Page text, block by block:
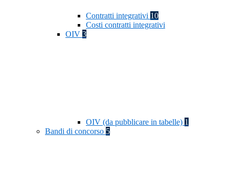
Contratti integrativi 10
Costi contratti integrativi
OIV 3
OIV (da pubblicare in tabelle) 1
Bandi di concorso 5